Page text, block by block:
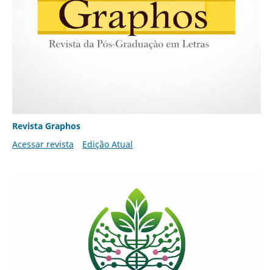
Revista Graphos
Acessar revista
Edição Atual